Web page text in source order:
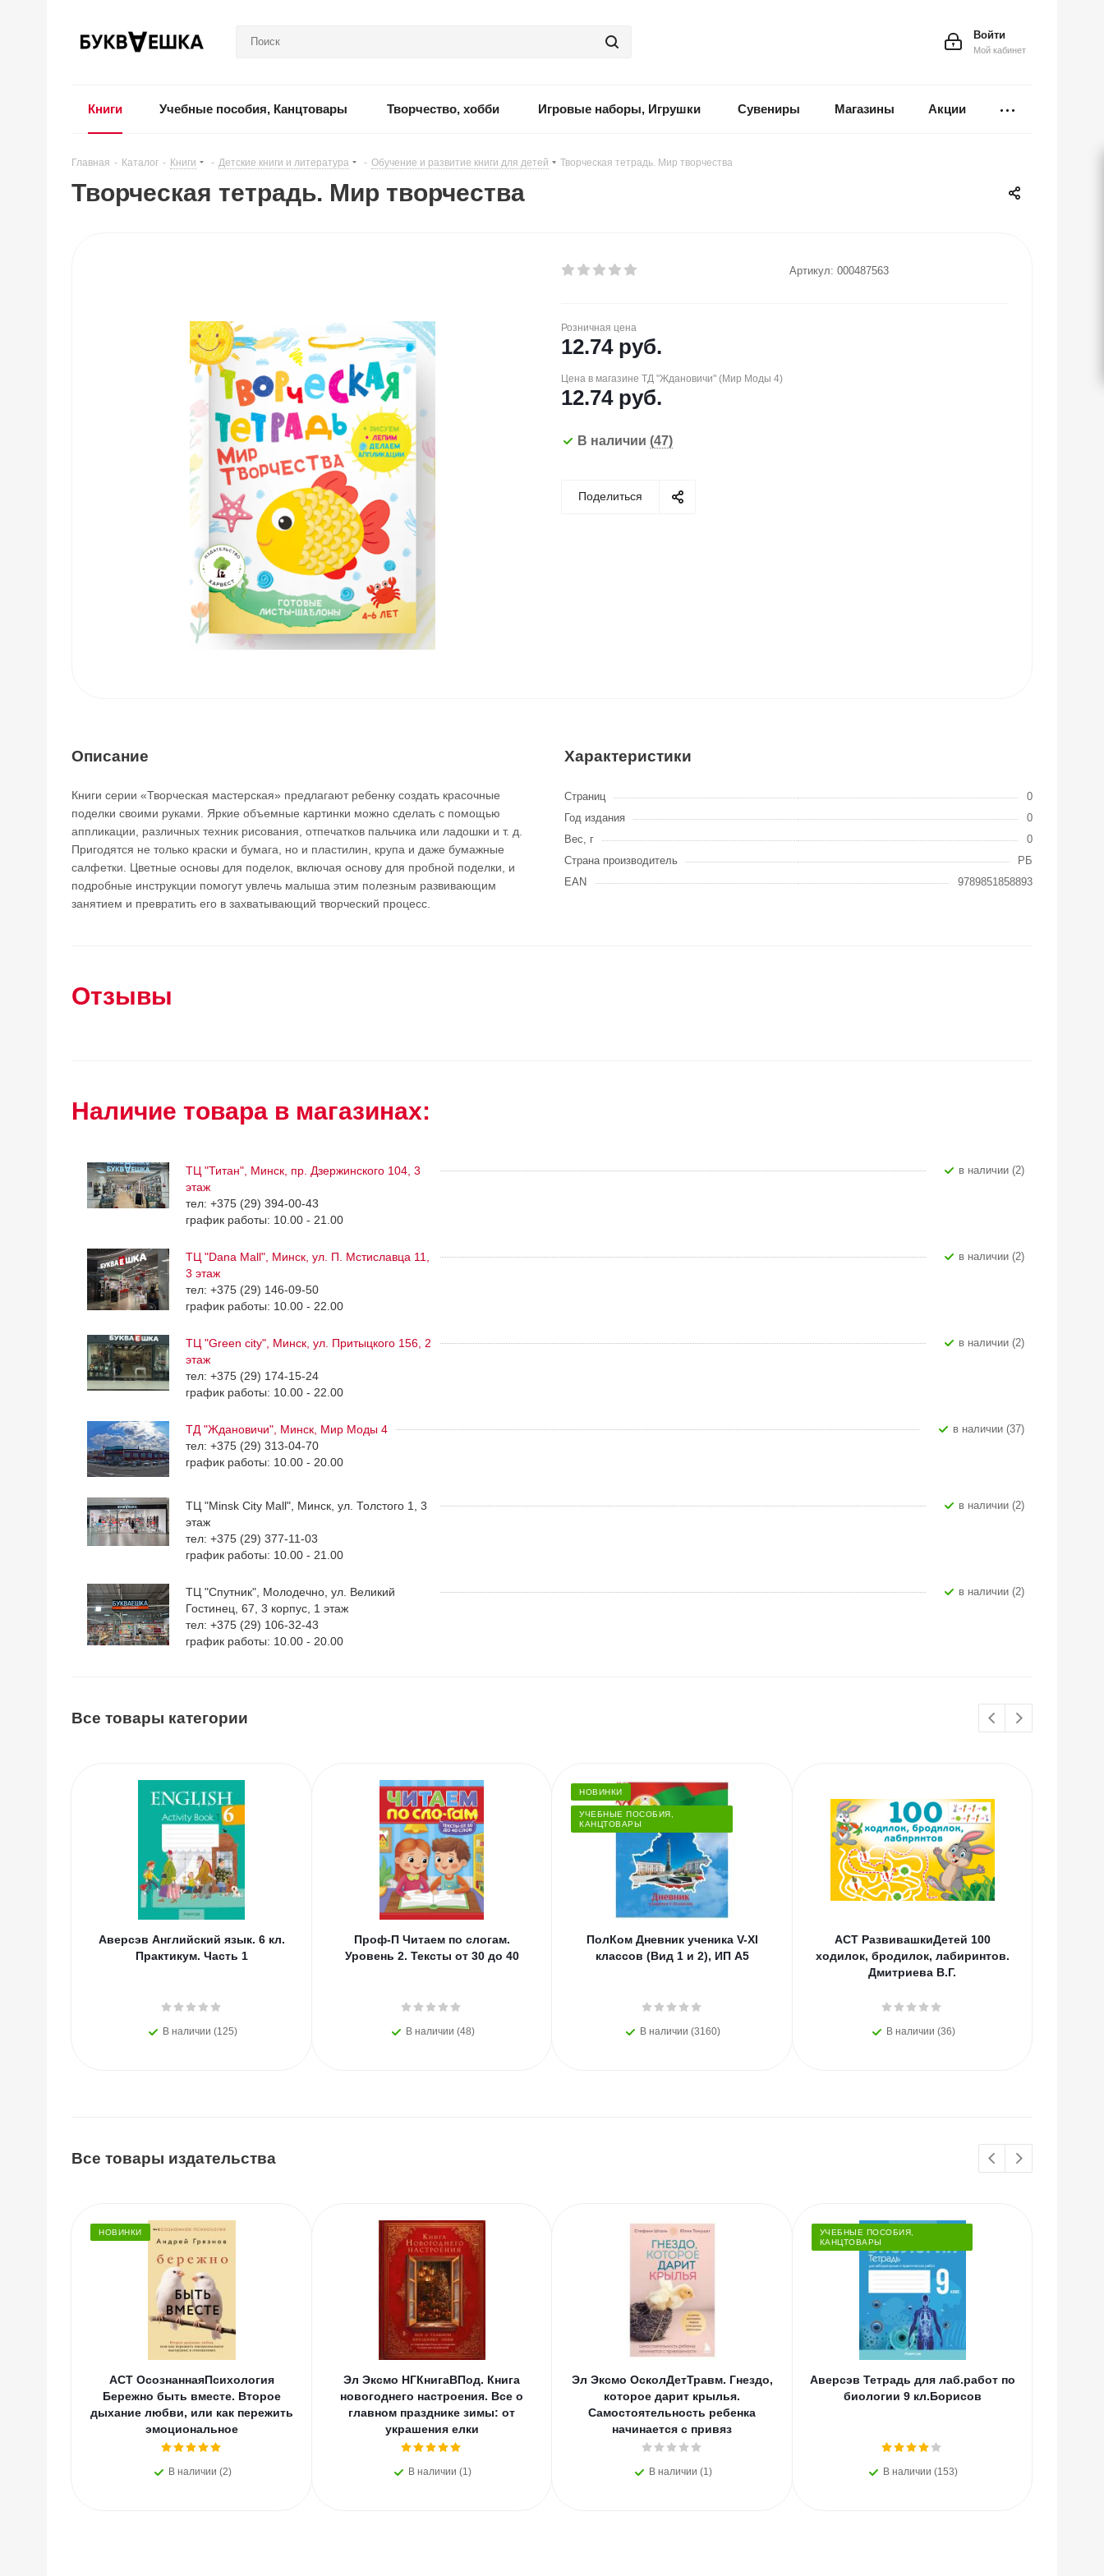
Войти
Мой кабинет
Книги Учебные пособия, Канцтовары Творчество, хобби Игровые наборы, Игрушки Сувениры Магазины Акции
Главная - Каталог - Книги - Детские книги и литература - Обучение и развитие книги для детей - Творческая тетрадь. Мир творчества
Творческая тетрадь. Мир творчества
Артикул: 000487563
Розничная цена
12.74руб.
Цена в магазине ТД "Ждановичи" (Мир Моды 4)
12.74руб.
В наличии (47)
Поделиться
Описание
Книги серии «Творческая мастерская» предлагают ребенку создать красочные
поделки своими руками. Яркие объемные картинки можно сделать с помощью
аппликации, различных техник рисования, отпечатков пальчика или ладошки и т. д.
Пригодятся не только краски и бумага, но и пластилин, крупа и даже бумажные
салфетки. Цветные основы для поделок, включая основу для пробной поделки, и
подробные инструкции помогут увлечь малыша этим полезным развивающим
занятием и превратить его в захватывающий творческий процесс.
Характеристики
Страниц
0
Год издания
0
Вес, г
0
Страна производитель
РБ
EAN
9789851858893
Отзывы
Наличие товара в магазинах:
ТЦ "Титан", Минск, пр. Дзержинского 104, 3
этаж
тел: +375 (29) 394-00-43
график работы: 10.00 - 21.00
В наличии (2)
ТЦ "Dana Mall", Минск, ул. П. Мстиславца 11,
3 этаж
тел: +375 (29) 146-09-50
график работы: 10.00 - 22.00
В наличии (2)
ТЦ "Green city", Минск, ул. Притыцкого 156, 2
этаж
тел: +375 (29) 174-15-24
график работы: 10.00 - 22.00
В наличии (2)
ТД "Ждановичи", Минск, Мир Моды 4
тел: +375 (29) 313-04-70
график работы: 10.00 - 20.00
В наличии (37)
ТЦ "Minsk City Mall", Минск, ул. Толстого 1, 3
этаж
тел: +375 (29) 377-11-03
график работы: 10.00 - 21.00
В наличии (2)
ТЦ "Спутник", Молодечно, ул. Великий
Гостинец, 67, 3 корпус, 1 этаж
тел: +375 (29) 106-32-43
график работы: 10.00 - 20.00
В наличии (2)
Все товары категории
Аверсэв Английский язык. 6 кл.
Практикум. Часть 1
В наличии (125)
Проф-П Читаем по слогам.
Уровень 2. Тексты от 30 до 40
В наличии (48)
НОВИНКИ
УЧЕБНЫЕ ПОСОБИЯ,
КАНЦТОВАРЫ
ПолКом Дневник ученика V-XI
классов (Вид 1 и 2), ИП А5
В наличии (3160)
АСТ РазвивашкиДетей 100
ходилок, бродилок, лабиринтов.
Дмитриева В.Г.
В наличии (36)
Все товары издательства
НОВИНКИ
АСТ ОсознаннаяПсихология
Бережно быть вместе. Второе
дыхание любви, или как пережить
эмоциональное
В наличии (2)
Эл Эксмо НГКнигаВПод. Книга
новогоднего настроения. Все о
главном празднике зимы: от
украшения елки
В наличии (1)
Эл Эксмо ОсколДетТравм. Гнездо,
которое дарит крылья.
Самостоятельность ребенка
начинается с привяз
В наличии (1)
УЧЕБНЫЕ ПОСОБИЯ,
КАНЦТОВАРЫ
Аверсэв Тетрадь для лаб.работ по
биологии 9 кл.Борисов
В наличии (153)